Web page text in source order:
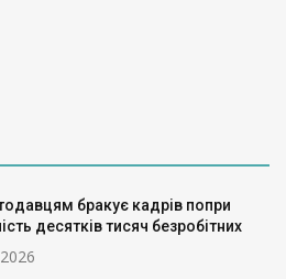
бракує кадрів попри
десятків тисяч безробітних